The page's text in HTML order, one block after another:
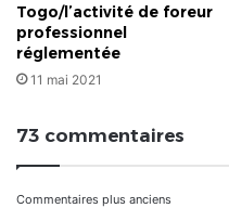
Togo/l’activité de foreur
professionnel
réglementée
11 mai 2021
73 commentaires
Commentaires plus anciens